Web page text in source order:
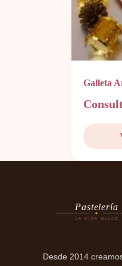
Galleta
Pastelería
LA VIDA DULCE
Desde 2014